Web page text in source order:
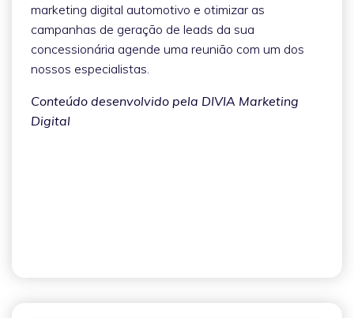
marketing digital automotivo e otimizar as
campanhas de geração de leads da sua
concessionária agende uma reunião com um dos
nossos especialistas.
Conteúdo desenvolvido pela DIVIA Marketing
Digital